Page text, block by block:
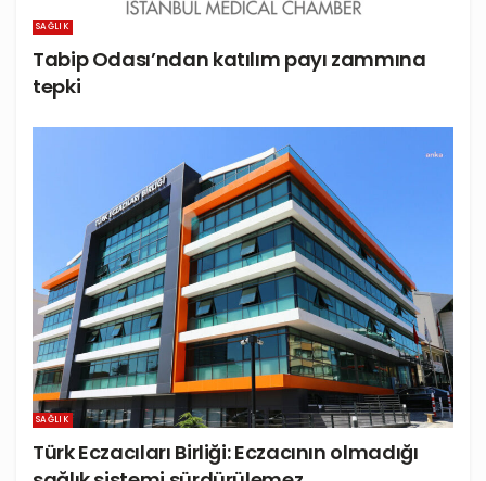
SAĞLIK
Tabip Odası’ndan katılım payı zammına
tepki
SAĞLIK
Türk Eczacıları Birliği: Eczacının olmadığı